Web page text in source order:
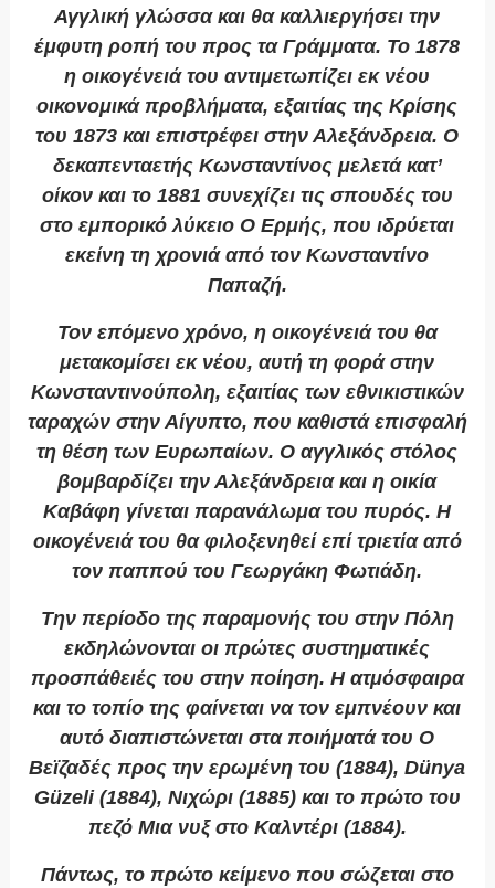
Αγγλική γλώσσα και θα καλλιεργήσει την
έμφυτη ροπή του προς τα Γράμματα. Το 1878
η οικογένειά του αντιμετωπίζει εκ νέου
οικονομικά προβλήματα, εξαιτίας της Κρίσης
του 1873 και επιστρέφει στην Αλεξάνδρεια. Ο
δεκαπενταετής Κωνσταντίνος μελετά κατ’
οίκον και το 1881 συνεχίζει τις σπουδές του
στο εμπορικό λύκειο Ο Ερμής, που ιδρύεται
εκείνη τη χρονιά από τον Κωνσταντίνο
Παπαζή.
Τον επόμενο χρόνο, η οικογένειά του θα
μετακομίσει εκ νέου, αυτή τη φορά στην
Κωνσταντινούπολη, εξαιτίας των εθνικιστικών
ταραχών στην Αίγυπτο, που καθιστά επισφαλή
τη θέση των Ευρωπαίων. Ο αγγλικός στόλος
βομβαρδίζει την Αλεξάνδρεια και η οικία
Καβάφη γίνεται παρανάλωμα του πυρός. Η
οικογένειά του θα φιλοξενηθεί επί τριετία από
τον παππού του Γεωργάκη Φωτιάδη.
Την περίοδο της παραμονής του στην Πόλη
εκδηλώνονται οι πρώτες συστηματικές
προσπάθειές του στην ποίηση. Η ατμόσφαιρα
και το τοπίο της φαίνεται να τον εμπνέουν και
αυτό διαπιστώνεται στα ποιήματά του Ο
Βεϊζαδές προς την ερωμένη του (1884),Dünya
Güzeli(1884), Νιχώρι(1885) και το πρώτο του
πεζό Μια νυξ στο Καλντέρι(1884).
Πάντως, το πρώτο κείμενο που σώζεται στο